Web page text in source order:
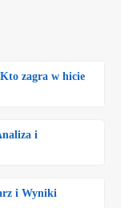
zagra w hicie
i
i Wyniki